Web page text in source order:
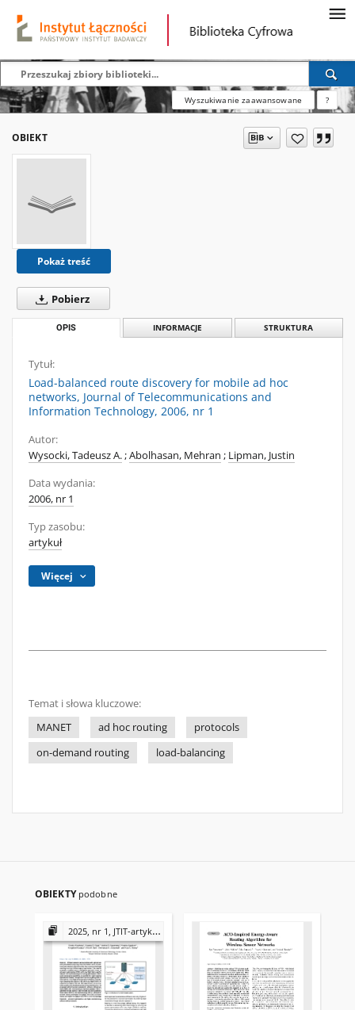
Wyszukiwanie zaawansowane ?
OBIEKT
Pokaż treść
Pobierz
OPIS INFORMACJE STRUKTURA
Tytuł:
Load-balanced route discovery for mobile ad hoc
networks, Journal of Telecommunications and
Information Technology, 2006, nr 1
Autor:
Wysocki, Tadeusz A.;Abolhasan, Mehran ; Lipman, Justin
Data wydania:
2006, nr 1
Typ zasobu:
artykuł
Więcej
Temat i słowa kluczowe:
MANET
ad hoc routing
protocols
on-demand routing
load-balancing
OBIEKTY podobne
2025, nr 1, JTIT-artykuły